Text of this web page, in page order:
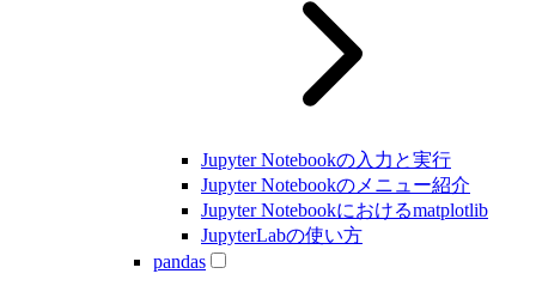
Jupyter Notebookの入力と実行
Jupyter Notebookのメニュー紹介
Jupyter Notebookにおけるmatplotlib
JupyterLabの使い方
pandas